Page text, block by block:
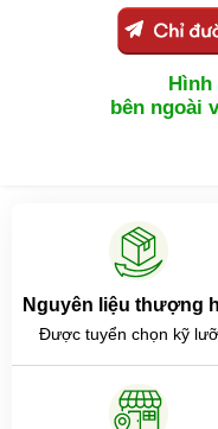
bên ngoài
Nguyên liệu thượng
Được tuyển chọn kỹ